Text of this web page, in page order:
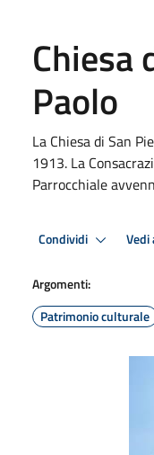
Chiesa
Paolo
La Chiesa di San
1913. La
Parrocchiale
Condividi Vedi
Argomenti:
Patrimonio culturale